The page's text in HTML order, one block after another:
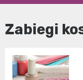
Zabiegi